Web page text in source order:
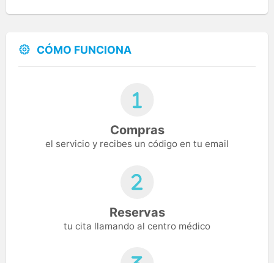
CÓMO FUNCIONA
Compras
el servicio y recibes un código en tu email
Reservas
tu cita llamando al centro médico